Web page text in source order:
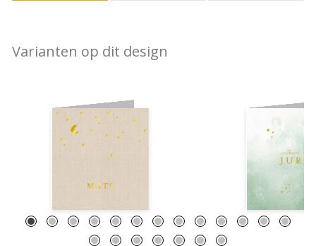
Varianten op dit design